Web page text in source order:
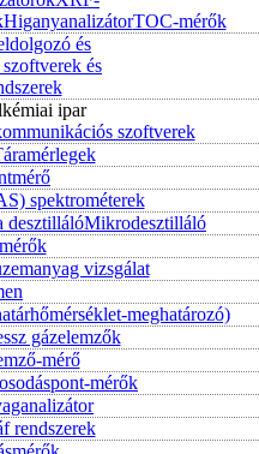
HiganyanalizátorTOC-mérők
és
és
ipar
szoftverek
spektrométerek
desztillálóMikrodesztilláló
vizsgálat
meghatározó)
gázelemzők
mérő
mérők
rendszerek